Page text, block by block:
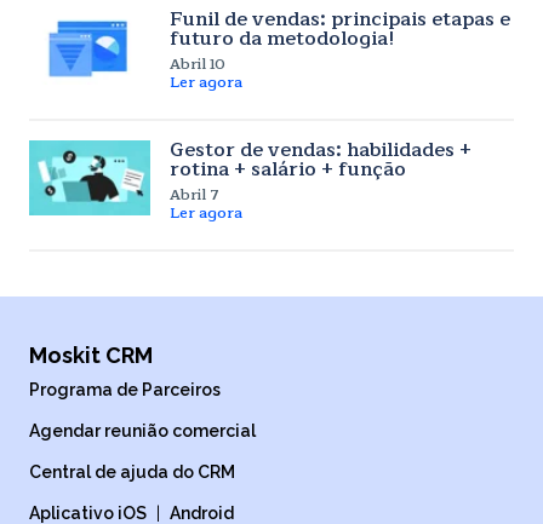
Funil de vendas: principais etapas e
futuro da metodologia!
Abril 10
Ler agora
Gestor de vendas: habilidades +
rotina + salário + função
Abril 7
Ler agora
Moskit CRM
Programa de Parceiros
Agendar reunião comercial
Central de ajuda do CRM
Aplicativo iOS | Android